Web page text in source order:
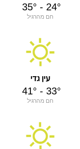
24°
-
35°
חם מהרגיל
עין גדי
33°
-
41°
חם מהרגיל